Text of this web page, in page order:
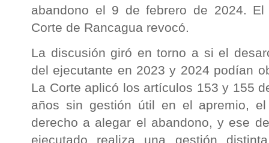
abandono el 9 de febrero de 2024.
Corte de Rancagua revocó.
La discusión giró en torno a si el
del ejecutante en 2023 y 2024 podían
La Corte aplicó los artículos 153 y 155
años sin gestión útil en el apremio,
derecho a alegar el abandono, y ese
ejecutado realiza una gestión